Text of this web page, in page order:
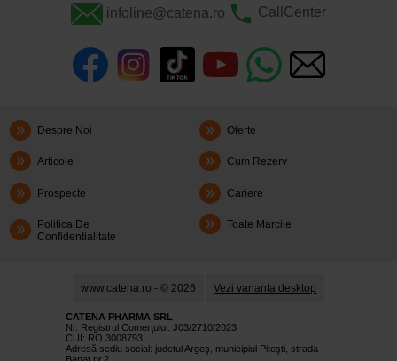
infoline@catena.ro CallCenter
Despre Noi Oferte
Articole Cum Rezerv
Prospecte Cariere
Politica De
Confidentialitate
Toate Marcile
www.catena.ro - © 2026 Vezi varianta desktop
CATENA PHARMA SRL
Nr. Registrul Comerţului: J03/2710/2023
CUI: RO 3008793
Adresă sediu social: judetul Argeş, municipiul Piteşti, strada